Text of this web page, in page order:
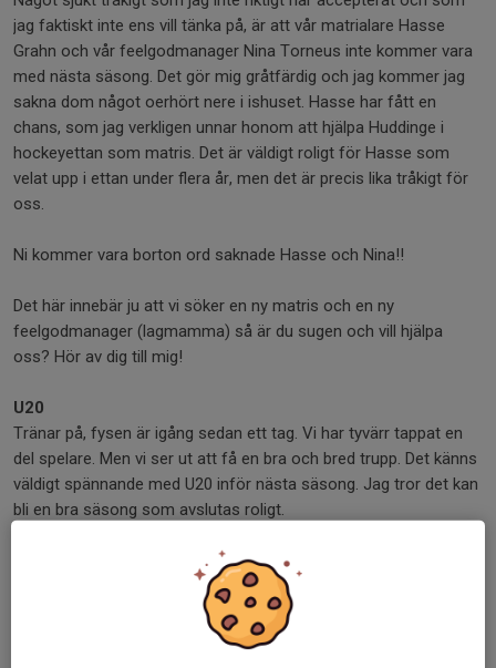
jag faktiskt inte ens vill tänka på, är att vår matrialare Hasse
Grahn och vår feelgodmanager Nina Torneus inte kommer vara
med nästa säsong. Det gör mig gråtfärdig och jag kommer jag
sakna dom något oerhört nere i ishuset. Hasse har fått en
chans, som jag verkligen unnar honom att hjälpa Huddinge i
hockeyettan som matris. Det är väldigt roligt för Hasse som
velat upp i ettan under flera år, men det är precis lika tråkigt för
oss.
Ni kommer vara borton ord saknade Hasse och Nina!!
Det här innebär ju att vi söker en ny matris och en ny
feelgodmanager (lagmamma) så är du sugen och vill hjälpa
oss? Hör av dig till mig!
U20
Tränar på, fysen är igång sedan ett tag. Vi har tyvärr tappat en
del spelare. Men vi ser ut att få en bra och bred trupp. Det känns
väldigt spännande med U20 inför nästa säsong. Jag tror det kan
bli en bra säsong som avslutas roligt.
Jag förstår verkligen spelare som vill upp och vidare och tar
chansen då regionallagen hör av sig. Jag förstår VERKLIGEN!
Men kan ibland tycka det är synd att man har så bråttom. Jag är
rätt säker på att om vi varit bättre på att behålla spelare, om jag